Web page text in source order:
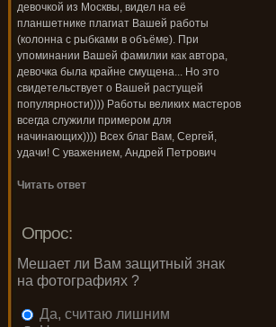
девочкой из Москвы, видел на её
планшетнике плагиат Вашей работы
(колонна с рыбками в объёме). При
упоминании Вашей фамилии как автора,
девочка была крайне смущена... Но это
свидетельствует о Вашей растущей
популярности)))) Работы великих мастеров
всегда служили примером для
начинающих)))) Всех благ Вам, Сергей,
удачи! С уважением, Андрей Петрович
Читать ответ
Опрос:
Мешает ли Вам защитный знак
на фотографиях ?
Да, считаю лишним